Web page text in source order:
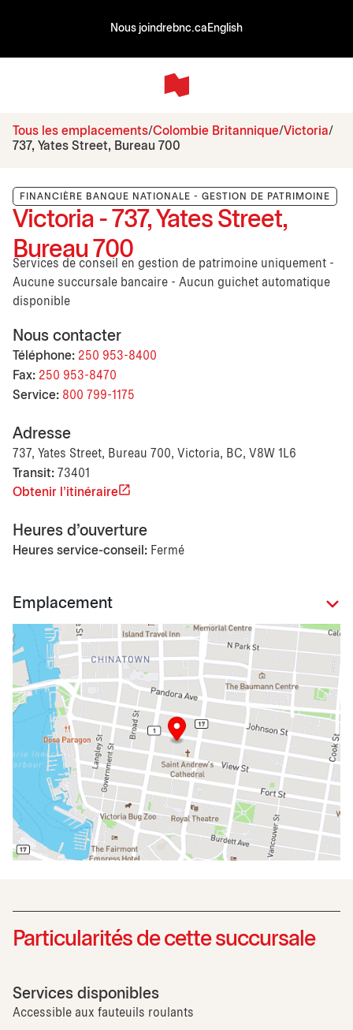
Nous joindrebnc.ca English
Tous les emplacements Colombie Britannique Victoria
737, Yates Street, Bureau 700
FINANCIÈRE BANQUE NATIONALE - GESTION DE PATRIMOINE
Victoria - 737, Yates Street,
Bureau 700
Services de conseil en gestion de patrimoine uniquement -
Aucune succursale bancaire - Aucun guichet automatique
disponible
Nous contacter
Téléphone: 250 953-8400
Fax: 250 953-8470
Service: 800 799-1175
Adresse
737, Yates Street, Bureau 700, Victoria, BC, V8W 1L6
Transit: 73401
Obtenir l'itinéraire
Heures d'ouverture
Heures service-conseil: Fermé
Emplacement
Particularités de cette succursale
Services disponibles
Accessible aux fauteuils roulants